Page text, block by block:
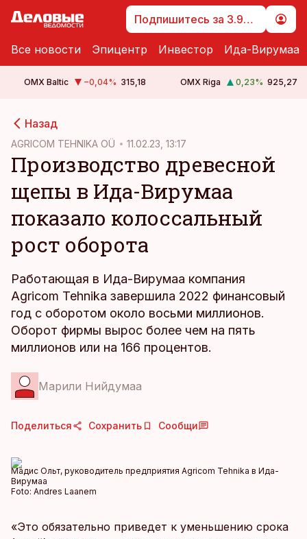
Подпишитесь за 3.99 €
Все новости Эпицентр Инвестор Ида-Вирумаа
OMX Baltic −0,04% 315,18 OMX Riga 0,23% 925,27
Назад
AGRICOM TEHNIKA OÜ 11.02.23, 13:17
Производство древесной
щепы в Ида-Вирумаа
показало колоссальный
рост оборота
Работающая в Ида-Вирумаа компания
Agricom Tehnika завершила 2022 финансовый
год с оборотом около восьми миллионов.
Оборот фирмы вырос более чем на пять
миллионов или на 166 процентов.
Марили Нийдумаа
Поделиться Сохранить Сообщи
Мадис Ольт, руководитель предприятия Agricom Tehnika в Ида-
Вирумаа
Foto: Andres Laanem
«Это обязательно приведет к уменьшению срока